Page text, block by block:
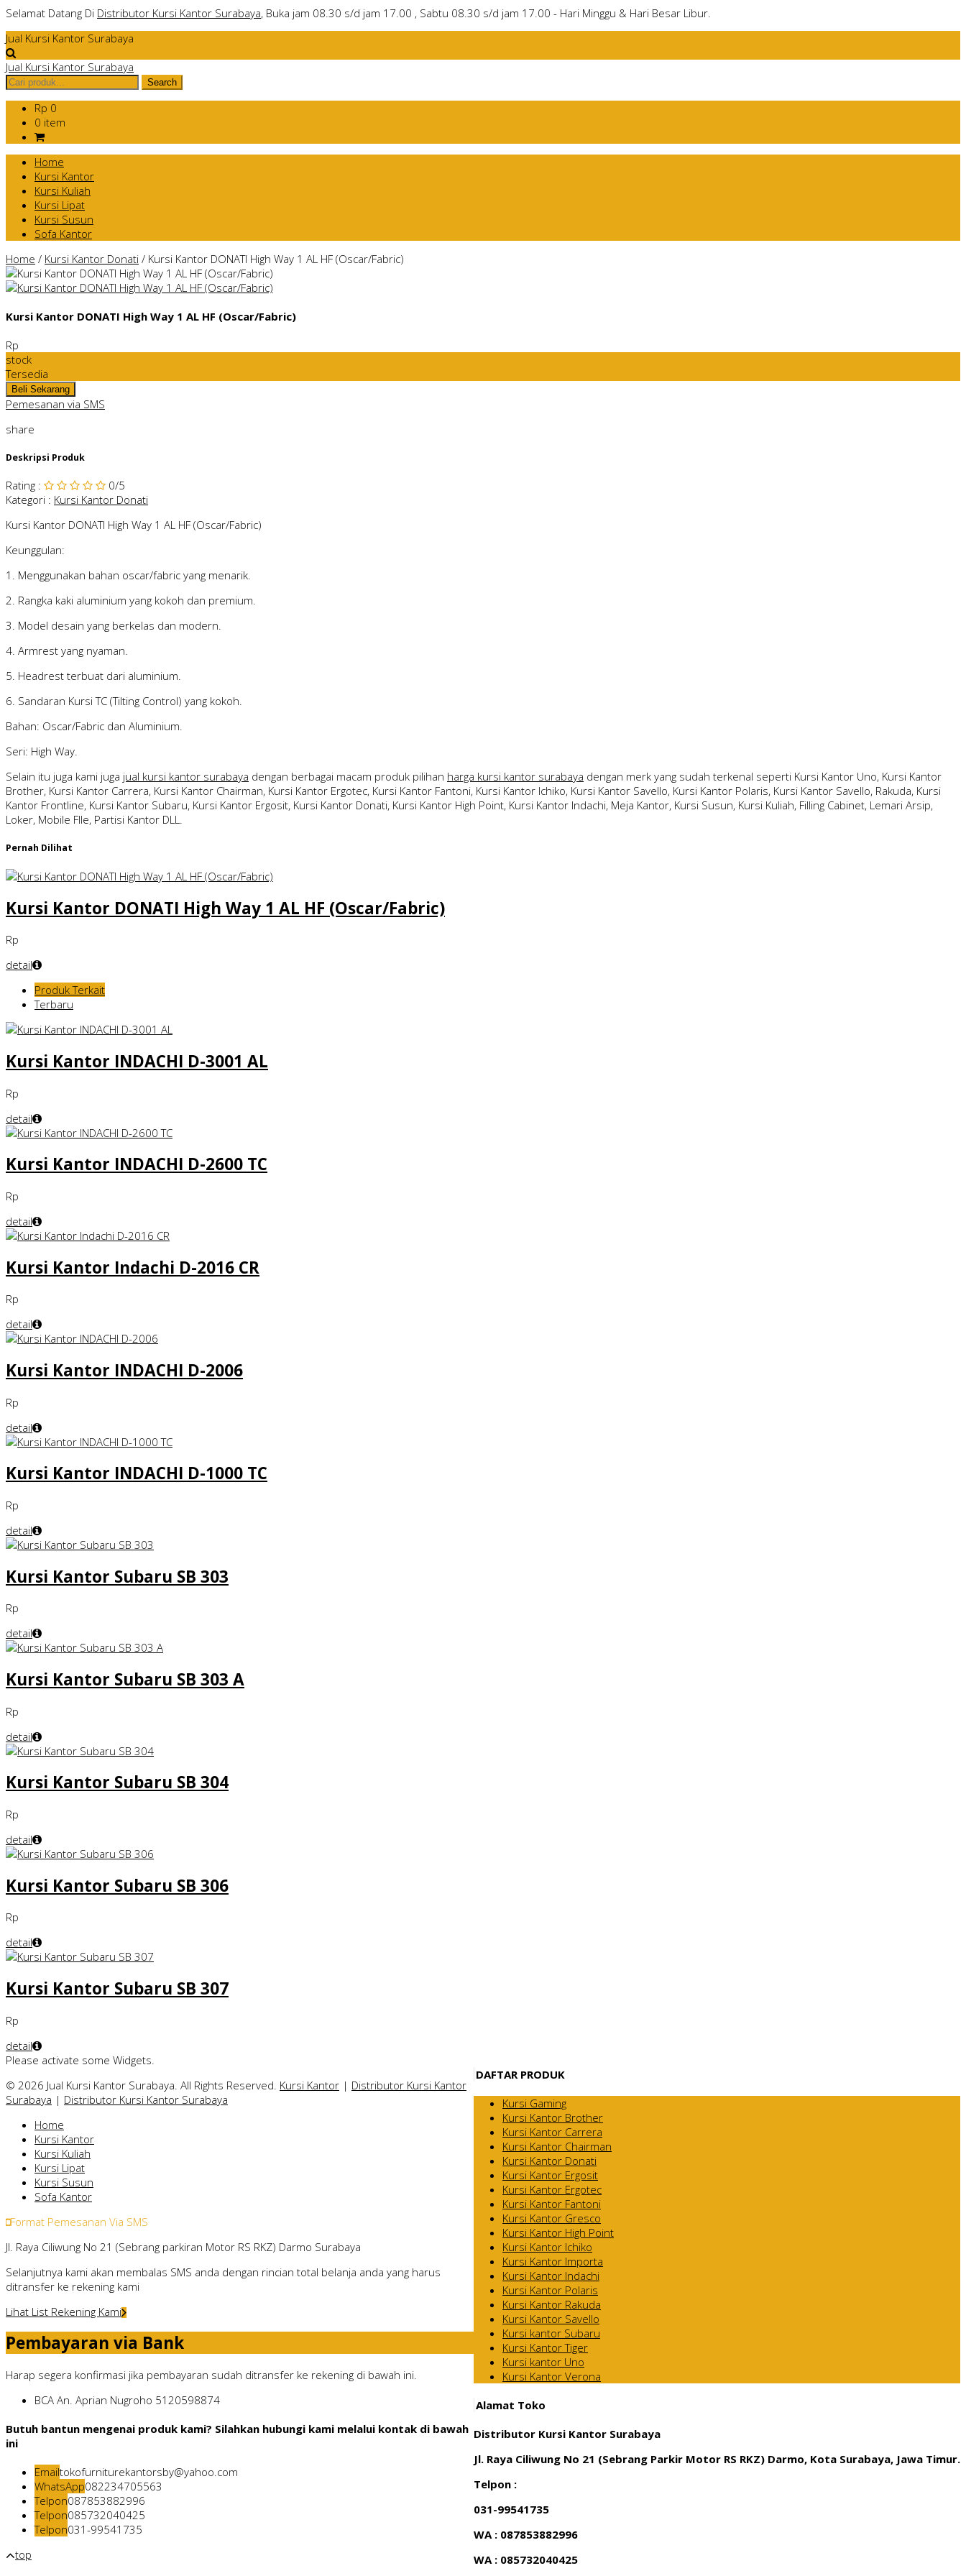
Selamat Datang Di Distributor Kursi Kantor Surabaya, Buka jam 08.30 s/d jam 17.00 , Sabtu 08.30 s/d jam 17.00 - Hari Minggu & Hari Besar Libur.
Jual Kursi Kantor Surabaya
Jual Kursi Kantor Surabaya
Rp 0
0 item
Home
Kursi Kantor
Kursi Kuliah
Kursi Lipat
Kursi Susun
Sofa Kantor
Home / Kursi Kantor Donati / Kursi Kantor DONATI High Way 1 AL HF (Oscar/Fabric)
Kursi Kantor DONATI High Way 1 AL HF (Oscar/Fabric)
Rp
stock
Tersedia
Pemesanan via SMS
share
Deskripsi Produk
Rating : 0/5
Kategori : Kursi Kantor Donati
Kursi Kantor DONATI High Way 1 AL HF (Oscar/Fabric)
Keunggulan:
1. Menggunakan bahan oscar/fabric yang menarik.
2. Rangka kaki aluminium yang kokoh dan premium.
3. Model desain yang berkelas dan modern.
4. Armrest yang nyaman.
5. Headrest terbuat dari aluminium.
6. Sandaran Kursi TC (Tilting Control) yang kokoh.
Bahan: Oscar/Fabric dan Aluminium.
Seri: High Way.
Selain itu juga kami juga jual kursi kantor surabaya dengan berbagai macam produk pilihan harga kursi kantor surabaya dengan merk yang sudah terkenal seperti Kursi Kantor Uno, Kursi Kantor
Brother, Kursi Kantor Carrera, Kursi Kantor Chairman, Kursi Kantor Ergotec, Kursi Kantor Fantoni, Kursi Kantor Ichiko, Kursi Kantor Savello, Kursi Kantor Polaris, Kursi Kantor Savello, Rakuda, Kursi
Kantor Frontline, Kursi Kantor Subaru, Kursi Kantor Ergosit, Kursi Kantor Donati, Kursi Kantor High Point, Kursi Kantor Indachi, Meja Kantor, Kursi Susun, Kursi Kuliah, Filling Cabinet, Lemari Arsip,
Loker, Mobile FIle, Partisi Kantor DLL.
Pernah Dilihat
Kursi Kantor DONATI High Way 1 AL HF (Oscar/Fabric)
Rp
detail
Produk Terkait
Terbaru
Kursi Kantor INDACHI D-3001 AL
Rp
detail
Kursi Kantor INDACHI D-2600 TC
Rp
detail
Kursi Kantor Indachi D-2016 CR
Rp
detail
Kursi Kantor INDACHI D-2006
Rp
detail
Kursi Kantor INDACHI D-1000 TC
Rp
detail
Kursi Kantor Subaru SB 303
Rp
detail
Kursi Kantor Subaru SB 303 A
Rp
detail
Kursi Kantor Subaru SB 304
Rp
detail
Kursi Kantor Subaru SB 306
Rp
detail
Kursi Kantor Subaru SB 307
Rp
detail
DAFTAR PRODUK
Kursi Gaming
Kursi Kantor Brother
Kursi Kantor Carrera
Kursi Kantor Chairman
Kursi Kantor Donati
Kursi Kantor Ergosit
Kursi Kantor Ergotec
Kursi Kantor Fantoni
Kursi Kantor Gresco
Kursi Kantor High Point
Kursi Kantor Ichiko
Kursi Kantor Importa
Kursi Kantor Indachi
Kursi Kantor Polaris
Kursi Kantor Rakuda
Kursi Kantor Savello
Kursi kantor Subaru
Kursi Kantor Tiger
Kursi kantor Uno
Kursi Kantor Verona
Alamat Toko
Distributor Kursi Kantor Surabaya
Jl. Raya Ciliwung No 21 (Sebrang Parkir Motor RS RKZ) Darmo, Kota Surabaya, Jawa Timur.
Telpon :
031-99541735
WA : 087853882996
WA : 085732040425
Please activate some Widgets.
© 2026 Jual Kursi Kantor Surabaya. All Rights Reserved. Kursi Kantor | Distributor Kursi Kantor
Surabaya | Distributor Kursi Kantor Surabaya
Home
Kursi Kantor
Kursi Kuliah
Kursi Lipat
Kursi Susun
Sofa Kantor
Format Pemesanan Via SMS
Jl. Raya Ciliwung No 21 (Sebrang parkiran Motor RS RKZ) Darmo Surabaya
Selanjutnya kami akan membalas SMS anda dengan rincian total belanja anda yang harus
ditransfer ke rekening kami
Lihat List Rekening Kami
Pembayaran via Bank
Harap segera konfirmasi jika pembayaran sudah ditransfer ke rekening di bawah ini.
BCA An. Aprian Nugroho 5120598874
Butuh bantun mengenai produk kami? Silahkan hubungi kami melalui kontak di bawah
ini
Emailtokofurniturekantorsby@yahoo.com
WhatsApp082234705563
Telpon087853882996
Telpon085732040425
Telpon031-99541735
top